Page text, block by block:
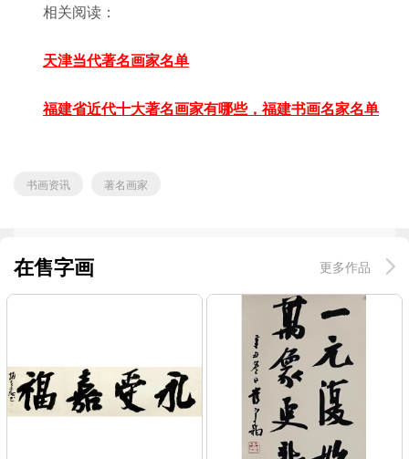
相关阅读：
天津当代著名画家名单
福建省近代十大著名画家有哪些，福建书画名家名单
书画资讯 著名画家
在售字画 更多作品